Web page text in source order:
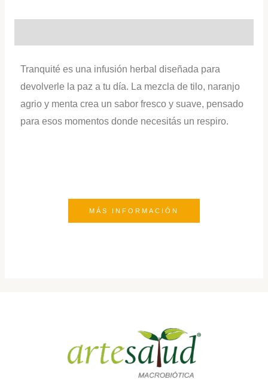
Tranquité es una infusión herbal diseñada para
devolverle la paz a tu día. La mezcla de tilo, naranjo
agrio y menta crea un sabor fresco y suave, pensado
para esos momentos donde necesitás un respiro.
MÁS INFORMACIÓN